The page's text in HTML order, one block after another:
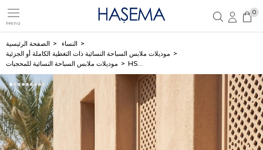
Menü
تسجيل دخول العضو
0
الصفحة الرئيسية
النساء
موديلات ملابس السباحة النسائية ذات التغطية الكاملة أو الجزئية
موديلات ملابس السباحة النسائية للمحجبات
HSM-5084 NADİA